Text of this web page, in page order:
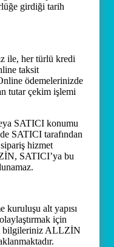
girdiği tarih
ile, her türlü kredi
taksit
ödemelerinizde
tutar çekim işlemi
SATICI konumu
SATICI tarafından
hizmet
SATICI’ya bu
alt yapısı
için
bilgileriniz ALLZİN